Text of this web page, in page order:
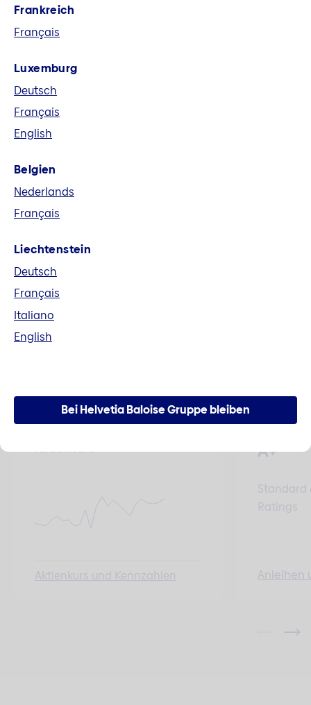
Fusion Helvetia und Baloise
Alle Unterlagen im Zusammenhang mit der
hier heruntergeladen werden.
Zahlen und Fakten
Aktienkurs
Aktienkurs und Kennzahlen
A+
Standard
Ratings
Anleihen
Frankreich
Français
Luxemburg
Deutsch
Français
English
Belgien
Nederlands
Français
Liechtenstein
Deutsch
Français
Italiano
English
Bei Helvetia Baloise Gruppe bleiben